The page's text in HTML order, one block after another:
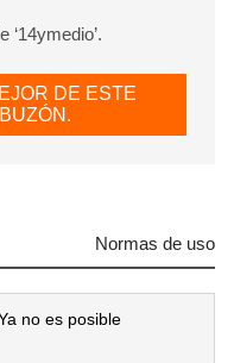
DE ESTE
Normas de uso
no es posible